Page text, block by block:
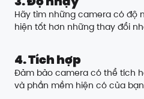
Hãy tìm những camera có độ
hiện tốt hơn những thay đổi
4. Tích hợp
Đảm bảo camera có thể tích
và phần mềm hiện có của